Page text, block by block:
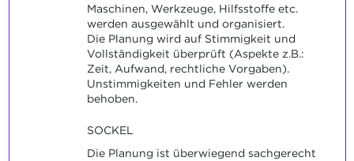
Maschinen, Werkzeuge, Hilfsstoffe etc.
werden ausgewählt und organisiert.
Die Planung wird auf Stimmigkeit und
Vollständigkeit überprüft (Aspekte z.B.:
Zeit, Aufwand, rechtliche Vorgaben).
Unstimmigkeiten und Fehler werden
behoben.
SOCKEL
Die Planung ist überwiegend sachgerecht